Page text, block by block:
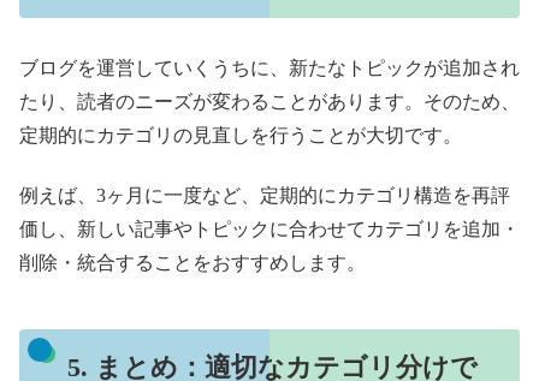
ブログを運営していくうちに、新たなトピックが追加され
たり、読者のニーズが変わることがあります。そのため、
定期的にカテゴリの見直しを行うことが大切です。
例えば、3ヶ月に一度など、定期的にカテゴリ構造を再評
価し、新しい記事やトピックに合わせてカテゴリを追加・
削除・統合することをおすすめします。
5. まとめ：適切なカテゴリ分けで